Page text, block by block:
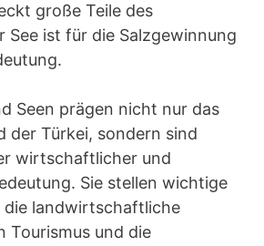
große Teile des
See ist für die Salzgewinnung
Seen prägen nicht nur das
der Türkei, sondern sind
wirtschaftlicher und
Sie stellen wichtige
die landwirtschaftliche
Tourismus und die